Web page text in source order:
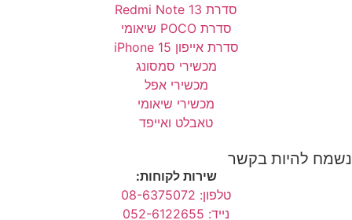
סדרת Redmi Note 13
סדרת POCO שיאומי
סדרת אייפון 15 iPhone
מכשירי סמסונג
מכשירי אפל
מכשירי שיאומי
טאבלט ואייפד
נשמח להיות בקשר
שירות לקוחות:
טלפון: 08-6375072
נייד: 052-6122655